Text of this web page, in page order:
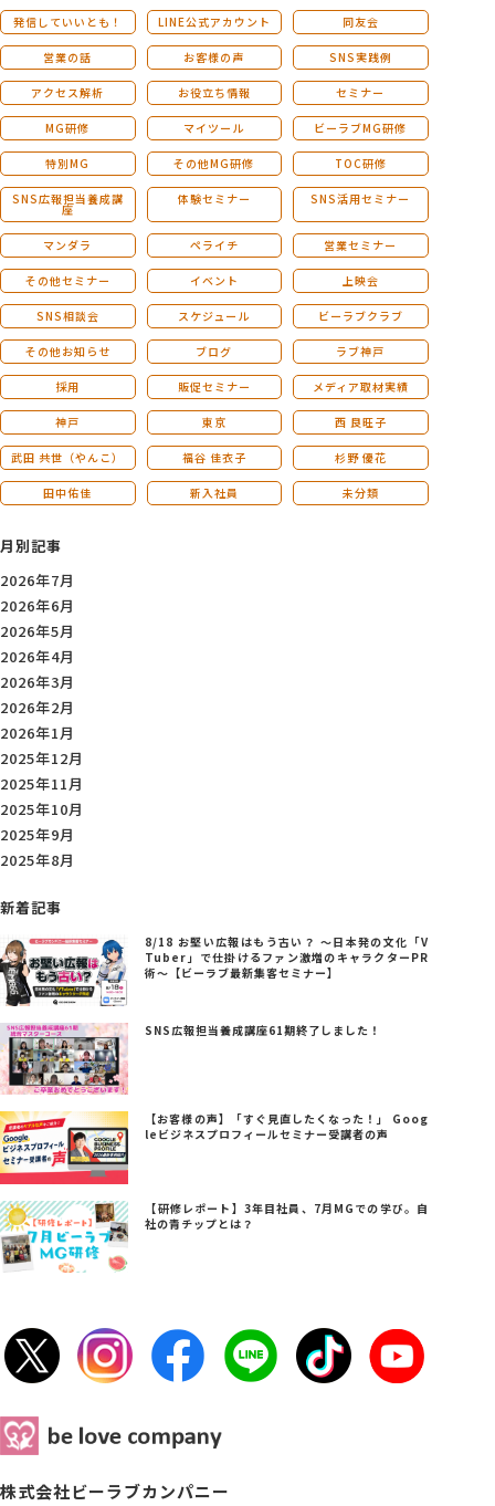
発信していいとも！ LINE公式アカウント 同友会
営業の話 お客様の声 SNS実践例
アクセス解析 お役立ち情報 セミナー
MG研修 マイツール ビーラブMG研修
特別MG その他MG研修 TOC研修
SNS広報担当養成講
座
体験セミナー SNS活用セミナー
マンダラ ペライチ 営業セミナー
その他セミナー イベント 上映会
SNS相談会 スケジュール ビーラブクラブ
その他お知らせ ブログ ラブ神戸
採用 販促セミナー メディア取材実績
神戸 東京 西 良旺子
武田 共世（やんこ） 福谷 佳衣子 杉野 優花
田中佑佳 新入社員 未分類
月別記事
2026年7月
2026年6月
2026年5月
2026年4月
2026年3月
2026年2月
2026年1月
2025年12月
2025年11月
2025年10月
2025年9月
2025年8月
新着記事
8/18 お堅い広報はもう古い？ ～日本発の文化「V
Tuber」で仕掛けるファン激増のキャラクターPR
術～【ビーラブ最新集客セミナー】
SNS広報担当養成講座61期終了しました！
【お客様の声】「すぐ見直したくなった！」 Goog
leビジネスプロフィールセミナー受講者の声
【研修レポート】3年目社員、7月MGでの学び。自
社の青チップとは？
株式会社ビーラブカンパニー